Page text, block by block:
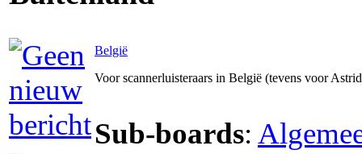
België
Voor scannerluisteraars in België (tevens voor
Sub-boards: